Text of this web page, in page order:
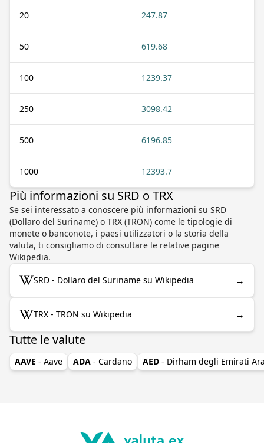
20 247.87
50 619.68
100 1239.37
250 3098.42
500 6196.85
1000 12393.7
Più informazioni su SRD o TRX
Se sei interessato a conoscere più informazioni su SRD
(Dollaro del Suriname) o TRX (TRON) come le tipologie di
monete o banconote, i paesi utilizzatori o la storia della
valuta, ti consigliamo di consultare le relative pagine
Wikipedia.
SRD - Dollaro del Suriname su Wikipedia →
TRX - TRON su Wikipedia →
Tutte le valute
AAVE - Aave ADA - Cardano AED - Dirham degli Emirati